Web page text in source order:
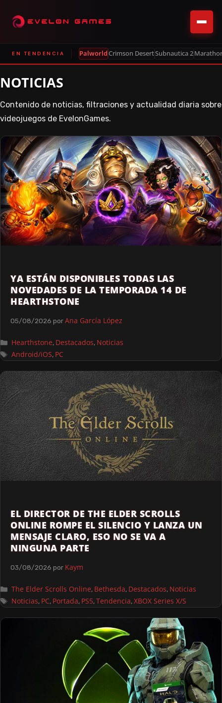
EN TENDENCIA PalworldCrimson DesertSubnautica 2
NOTICIAS
Contenido de noticias, filtraciones y actualidad diaria sobre
videojuegos de EvelonGames.
YA ESTÁN DISPONIBLES TODAS LAS
NOVEDADES DE LA TEMPORADA 14 DE
HEARTHSTONE
05/08/2026 porAna García López
Hearthstone, Destacados, Noticias
Android/iOS, PC
EL DIRECTOR DE THE ELDER SCROLLS
ONLINE ROMPE EL SILENCIO Y LANZA UN
MENSAJE CLARO, ESO NO SE VA A
NINGUNA PARTE
03/08/2026 por Kaym
The Elder Scrolls Online, Bethesda, Destacados, Noticias
Noticias, PC, Portada, PS5,Tendencia,XBOX Series X/S